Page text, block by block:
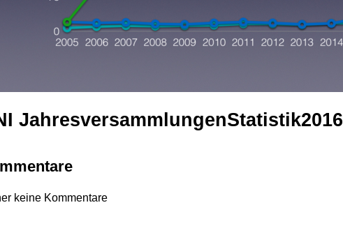
JahresversammlungenStatistik2016
keine Kommentare